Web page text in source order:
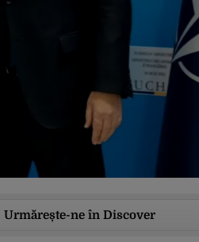
Urmărește-ne în Discover